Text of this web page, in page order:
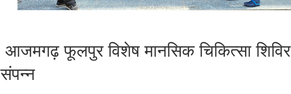
आजमगढ़ फूलपुर विशेष मानसिक चिकित्सा शिविर
संपन्न